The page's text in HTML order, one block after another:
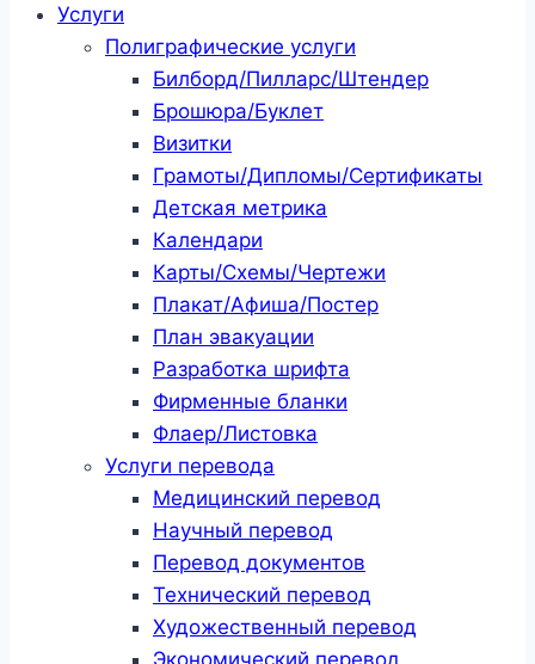
Услуги
Полиграфические услуги
Билборд/Пилларс/Штендер
Брошюра/Буклет
Визитки
Грамоты/Дипломы/Сертификаты
Детская метрика
Календари
Карты/Схемы/Чертежи
Плакат/Афиша/Постер
План эвакуации
Разработка шрифта
Фирменные бланки
Флаер/Листовка
Услуги перевода
Медицинский перевод
Научный перевод
Перевод документов
Технический перевод
Художественный перевод
Экономический перевод